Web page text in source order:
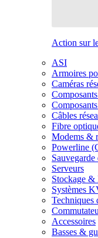
Action sur
ASI
Armoires
Caméras
Câbles
Fibre
Modems &
Powerline
Sauvegarde
Serveurs
Stockage
Systèmes
Techniques
Accessoires
Basses &